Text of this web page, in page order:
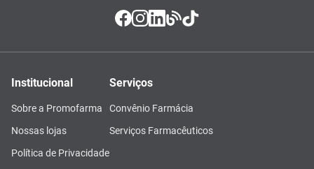
Institucional
Sobre a Promofarma
Nossas lojas
Política de Privacidade
Serviços
Convênio Farmácia
Serviços Farmacêuticos